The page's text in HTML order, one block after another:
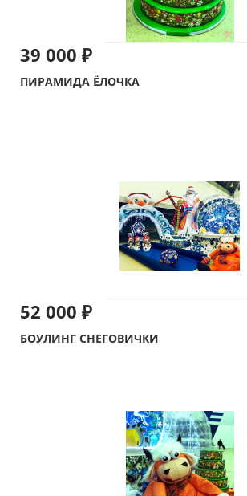
39 000 ₽
ПИРАМИДА ЁЛОЧКА
52 000 ₽
БОУЛИНГ СНЕГОВИЧКИ